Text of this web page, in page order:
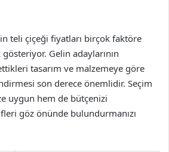
teli çiçeği fiyatları birçok faktöre
Gelin adaylarının
tasarım ve malzemeye göre
son derece önemlidir. Seçim
uygun hem de bütçenizi
göz önünde bulundurmanızı